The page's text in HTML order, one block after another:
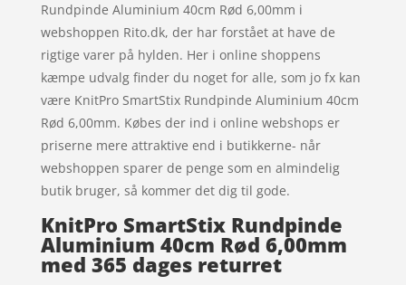
Rundpinde Aluminium 40cm Rød 6,00mm i
webshoppen Rito.dk, der har forstået at have de
rigtige varer på hylden. Her i online shoppens
kæmpe udvalg finder du noget for alle, som jo fx kan
være KnitPro SmartStix Rundpinde Aluminium 40cm
Rød 6,00mm. Købes der ind i online webshops er
priserne mere attraktive end i butikkerne- når
webshoppen sparer de penge som en almindelig
butik bruger, så kommer det dig til gode.
KnitPro SmartStix Rundpinde
Aluminium 40cm Rød 6,00mm
med 365 dages returret